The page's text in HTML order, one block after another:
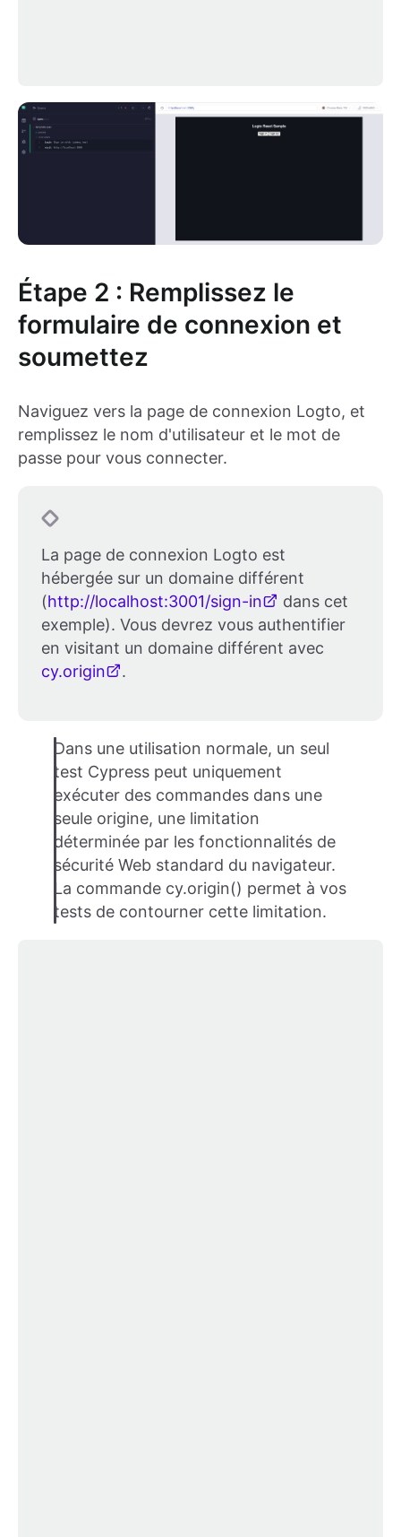
Étape 2 : Remplissez le
formulaire de connexion et
soumettez
Naviguez vers la page de connexion Logto, et
remplissez le nom d'utilisateur et le mot de
passe pour vous connecter.
La page de connexion Logto est
hébergée sur un domaine différent
(http://localhost:3001/sign-in
dans cet
exemple). Vous devrez vous authentifier
en visitant un domaine différent avec
cy.origin
.
Dans une utilisation normale, un seul
test Cypress peut uniquement
exécuter des commandes dans une
seule origine, une limitation
déterminée par les fonctionnalités de
sécurité Web standard du navigateur.
La commande cy.origin() permet à vos
tests de contourner cette limitation.